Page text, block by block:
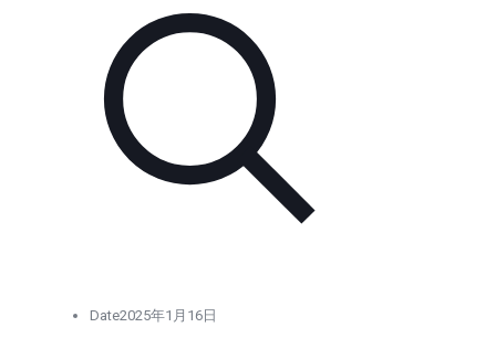
Date2025年1月16日